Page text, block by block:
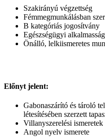
Szakirányú végzettség
Fémmegmunkálásban
B kategóriás jogosítvány
Egészségügyi
Önálló, lelkiismeretes
Előnyt jelent:
Gabonaszárító és tároló
létesítésében szerzett
Villanyszerelési ismeretek
Angol nyelv ismerete